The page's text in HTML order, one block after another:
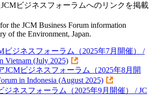
ビジネスフォーラムへのリンクを掲載
the JCM Business Forum information
of the Environment, Japan.
ビジネスフォーラム（2025年7月開催） /
Vietnam (July 2025)
JCMビジネスフォーラム（2025年8月開
in Indonesia (August 2025)
ジネスフォーラム（2025年9月開催） / JC